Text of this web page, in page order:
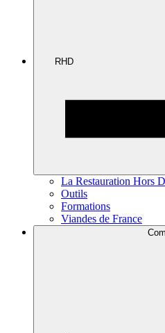
RHD
La Restauration Hors
Outils
Formations
Viandes de France